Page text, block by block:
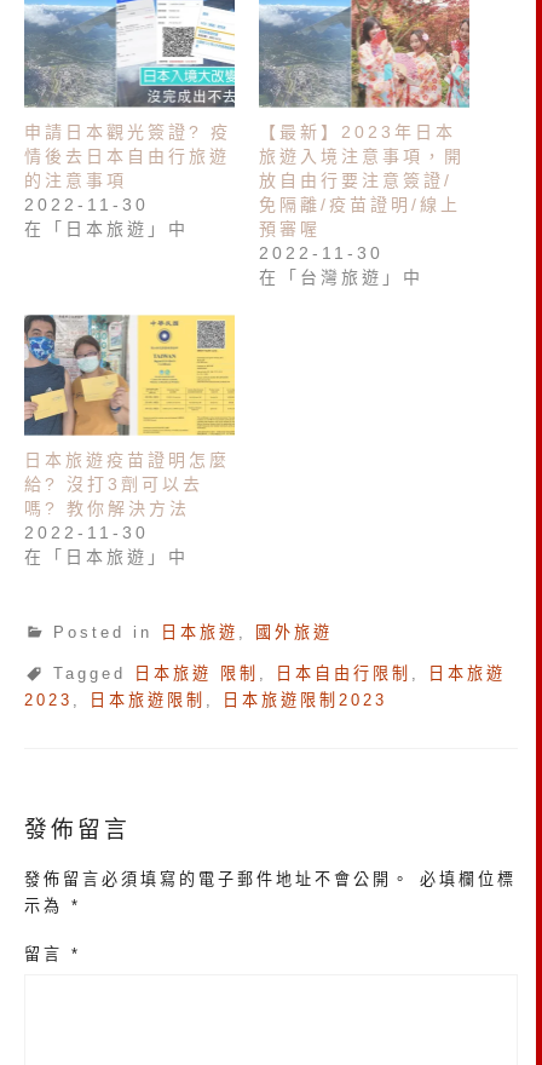
申請日本觀光簽證? 疫
情後去日本自由行旅遊
的注意事項
2022-11-30
在「日本旅遊」中
【最新】2023年日本
旅遊入境注意事項，開
放自由行要注意簽證/
免隔離/疫苗證明/線上
預審喔
2022-11-30
在「台灣旅遊」中
日本旅遊疫苗證明怎麼
給? 沒打3劑可以去
嗎? 教你解決方法
2022-11-30
在「日本旅遊」中
Posted in 日本旅遊 國外旅遊
Tagged 日本旅遊 限制 日本自由行限制
日本旅遊
2023
日本旅遊限制 日本旅遊限制2023
發佈留言
發佈留言必須填寫的電子郵件地址不會公開。
必填欄位標
示為 *
留言 *